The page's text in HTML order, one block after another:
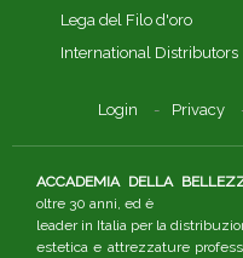
Lega del Filo d'oro
International Distributors
Login Privacy
ACCADEMIA DELLA
oltre 30 anni, ed è
leader in Italia per la
estetica e attrezzature